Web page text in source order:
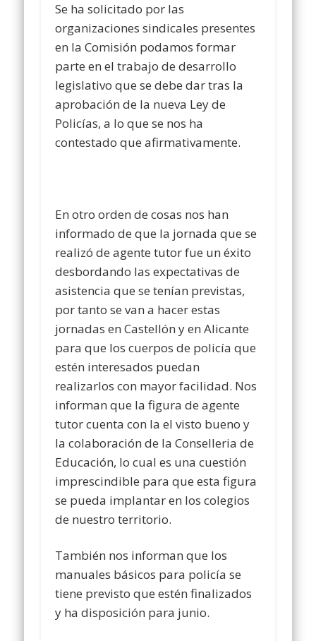
Se ha solicitado por las
organizaciones sindicales presentes
en la Comisión podamos formar
parte en el trabajo de desarrollo
legislativo que se debe dar tras la
aprobación de la nueva Ley de
Policías, a lo que se nos ha
contestado que afirmativamente.
En otro orden de cosas nos han
informado de que la jornada que se
realizó de agente tutor fue un éxito
desbordando las expectativas de
asistencia que se tenían previstas,
por tanto se van a hacer estas
jornadas en Castellón y en Alicante
para que los cuerpos de policía que
estén interesados puedan
realizarlos con mayor facilidad. Nos
informan que la figura de agente
tutor cuenta con la el visto bueno y
la colaboración de la Conselleria de
Educación, lo cual es una cuestión
imprescindible para que esta figura
se pueda implantar en los colegios
de nuestro territorio.
También nos informan que los
manuales básicos para policía se
tiene previsto que estén finalizados
y ha disposición para junio.